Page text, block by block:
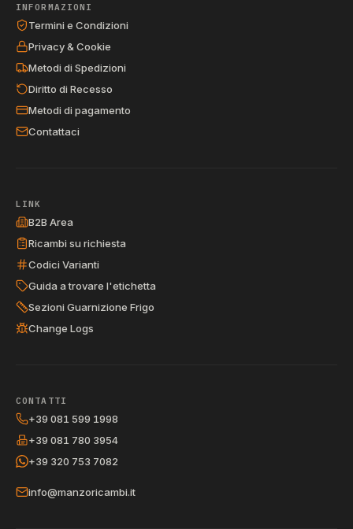
INFORMAZIONI
Termini e Condizioni
Privacy & Cookie
Metodi di Spedizioni
Diritto di Recesso
Metodi di pagamento
Contattaci
LINK
B2B Area
Ricambi su richiesta
Codici Varianti
Guida a trovare l'etichetta
Sezioni Guarnizione Frigo
Change Logs
CONTATTI
+39 081 599 1998
+39 081 780 3954
+39 320 753 7082
info@manzoricambi.it